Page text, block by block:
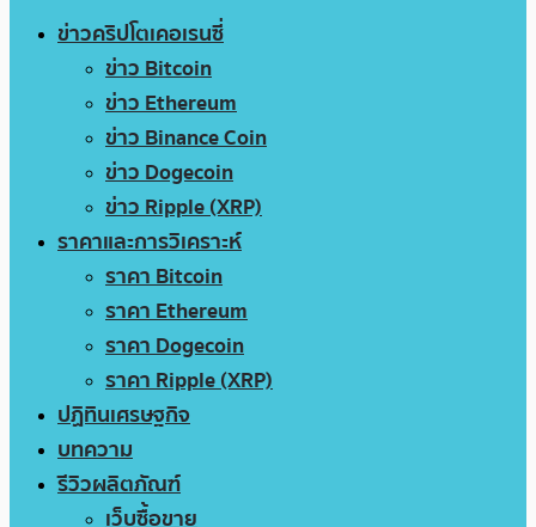
ข่าวคริปโตเคอเรนซี่
ข่าว Bitcoin
ข่าว Ethereum
ข่าว Binance Coin
ข่าว Dogecoin
ข่าว Ripple (XRP)
ราคาและการวิเคราะห์
ราคา Bitcoin
ราคา Ethereum
ราคา Dogecoin
ราคา Ripple (XRP)
ปฏิทินเศรษฐกิจ
บทความ
รีวิวผลิตภัณฑ์
เว็บซื้อขาย